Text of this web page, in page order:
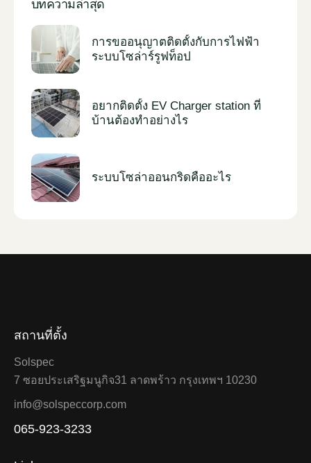
บทความล่าสุด
การขออนุญาตติดตั้งกับการไฟฟ้า
ระบบโซล่าร์รูฟท็อป
อยากติดตั้ง EV Charger station ที่
บ้านต้องทำอย่างไร
ระบบโซล่าออนกริดคืออะไร
สถานที่ตั้ง
Solspec
7 ซอยประเสริฐมนูกิจ31 ลาดพร้าว กรุงเทพฯ 10230
info@solspeccorp.com
065-923-3233